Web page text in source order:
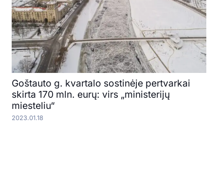
Goštauto g. kvartalo sostinėje pertvarkai
skirta 170 mln. eurų: virs „ministerijų
miesteliu“
2023.01.18